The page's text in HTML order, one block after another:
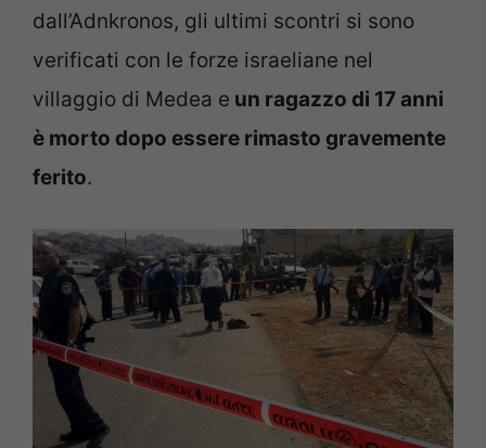
dall’Adnkronos, gli ultimi scontri si sono
verificati con le forze israeliane nel
villaggio di Medea e un ragazzo di 17 anni
è morto dopo essere rimasto gravemente
ferito.